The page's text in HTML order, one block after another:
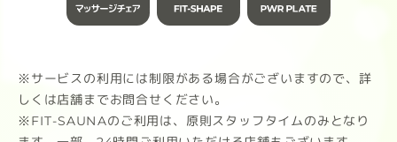
※サービスの利用には制限がある場合がございますので、詳
しくは店舗までお問合せください。
※FIT-SAUNAのご利用は、原則スタッフタイムのみとなり